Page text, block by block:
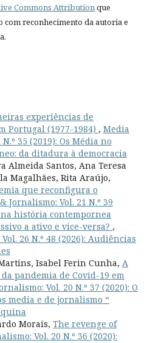
Commons Attributionque
reconhecimento da autoria e
experiências de
Portugal (1977-1984) , Media
35 (2019): Os Média no
da ditadura à democracia
Almeida Santos, Ana Teresa
Magalhães, Rita Araújo,
que reconfigura o
Jornalismo: Vol. 21 N.º 39
história contempornea
a ativo e vice-versa? ,
26 N.º 48 (2026): Audiências
Isabel Ferin Cunha, A
pandemia de Covid-19 em
Vol. 20 N.º 37 (2020): O
media e de jornalismo “
Morais, The revenge of
Vol. 20 N.º 36 (2020):